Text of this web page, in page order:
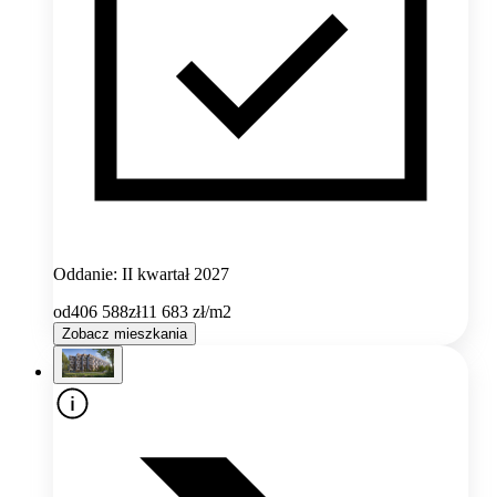
Oddanie: II kwartał 2027
od406 588zł11 683 zł/m2
Zobacz mieszkania